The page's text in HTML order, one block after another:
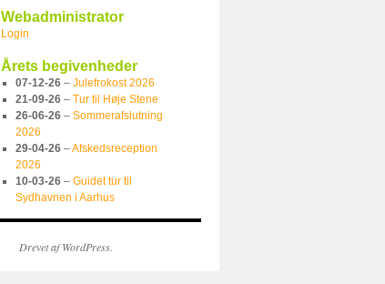
Webadministrator
Login
Årets begivenheder
07-12-26– Julefrokost 2026
21-09-26– Tur til Høje Stene
26-06-26– Sommerafslutning
2026
29-04-26–Afskedsreception
2026
10-03-26– Guidet tur til
Sydhavnen i Aarhus
Drevet af WordPress.